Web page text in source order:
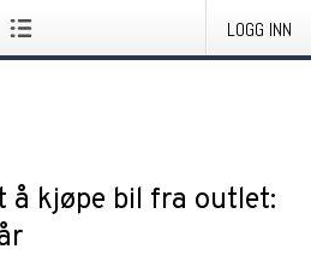
LOGG INN
å kjøpe bil fra outlet: